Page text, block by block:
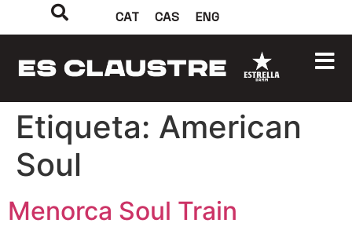
CAT CAS ENG
Etiqueta: American
Soul
Menorca Soul Train